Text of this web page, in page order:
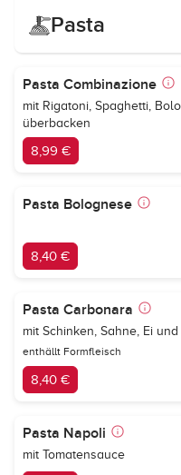
Pasta
Pasta Combinazione
mit Rigatoni, Spaghetti,
überbacken
8,99 €
Pasta Bolognese
8,40 €
Pasta Carbonara
mit Schinken, Sahne, Ei
enthällt Formfleisch
8,40 €
Pasta Napoli
mit Tomatensauce